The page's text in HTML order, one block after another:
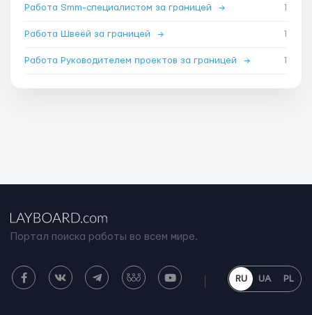
Работа Smm-специалистом за границей → 1
Работа Швеёй за границей → 1
Работа Руководителем проектов за границей → 1
Портал поиска работы во всем мире.
RU UA PL